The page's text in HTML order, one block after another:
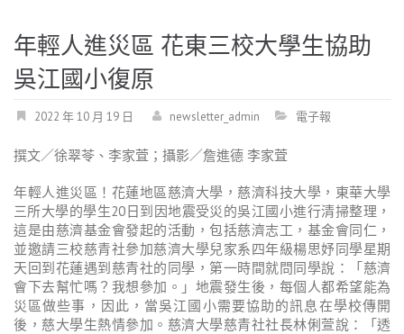
字:
年輕人進災區 花東三校大學生協助
吳江國小復原
2022 年 10 月 19 日 newsletter_admin 電子報
撰文／徐翠苓、李家萓；攝影／詹進德 李家萓
年輕人進災區！花蓮地區慈濟大學，慈濟科技大學，東華大學
三所大學的學生20日到因地震受災的吳江國小進行清掃整理，
這是由慈濟基金會發起的活動，包括慈濟志工，基金會同仁，
並邀請三校慈青社參加慈濟大學兒家系四年級楊思妤同學星期
天回到花蓮遇到慈青社的同學，第一時間就問同學說：「慈濟
會下去幫忙嗎？我想參加。」地震發生後，每個人都希望能為
災區做些事，因此，當吳江國小需要協助的訊息在學校傳開
後，慈大學生熱情參加。慈濟大學慈青社社長林俐萱說：「透